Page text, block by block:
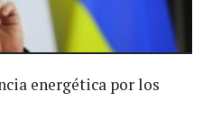
energética por los